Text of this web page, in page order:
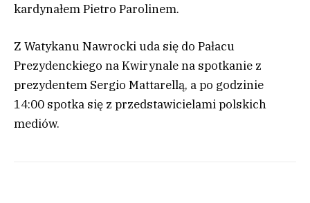
kardynałem Pietro Parolinem.
Z Watykanu Nawrocki uda się do Pałacu
Prezydenckiego na Kwirynale na spotkanie z
prezydentem Sergio Mattarellą, a po godzinie
14:00 spotka się z przedstawicielami polskich
mediów.